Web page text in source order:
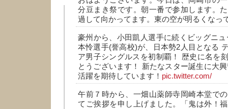
分豆まき祭です。朝一番で参加します。
過して向かってます。東の空が明るくなっ
豪州から、小田凱人選手に続くビッグニ
本怜選手(誉高校)が、日本勢2人目となる
ア男子シングルスを初制覇！ 歴史に名を
とうございます！ 新たなスター誕生に大
活躍を期待しています！ pic.twitter.com/
午前７時から、一畑山薬師寺岡崎本堂で
てご挨拶を申し上げました。「鬼は外！